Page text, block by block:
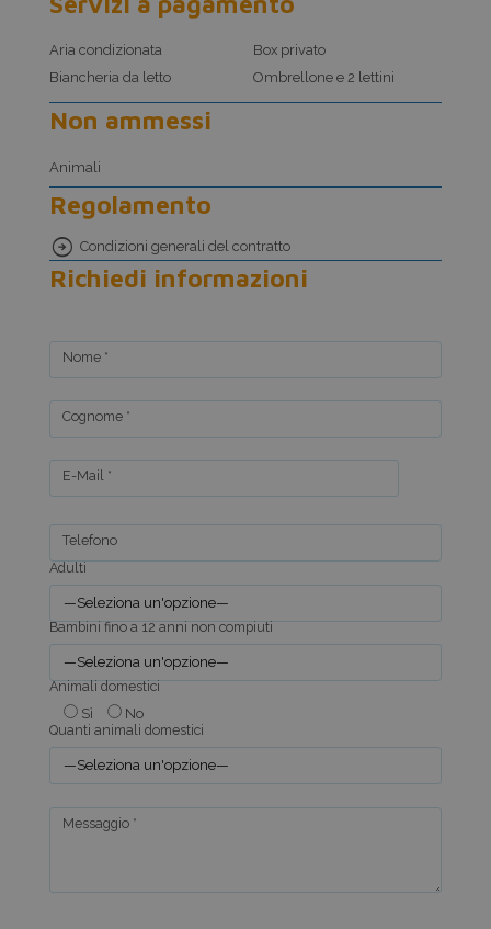
Aria condizionata
Biancheria da letto
Box privato
Ombrellone e 2 lettini
Non ammessi
Animali
Regolamento
Condizioni generali del contratto
Richiedi informazioni
Nome *
Cognome *
E-Mail *
Telefono
Adulti
Bambini fino a 12 anni non compiuti
Sì No
Animali domestici
Quanti animali domestici
Messaggio *